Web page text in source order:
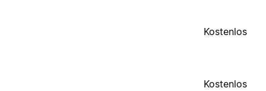
Kostenlos
Kostenlos